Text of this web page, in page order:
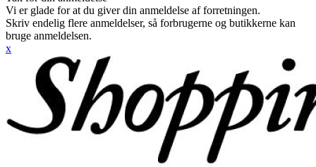
Vi er glade for at du giver din anmeldelse af forretningen.
Skriv endelig flere anmeldelser, så forbrugerne og butikkerne kan
bruge anmeldelsen.
x